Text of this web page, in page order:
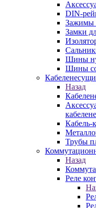
DIN-
Зажимы
Замки
Шины
Шины
Назад
Кабель-
Трубы
Назад
Реле